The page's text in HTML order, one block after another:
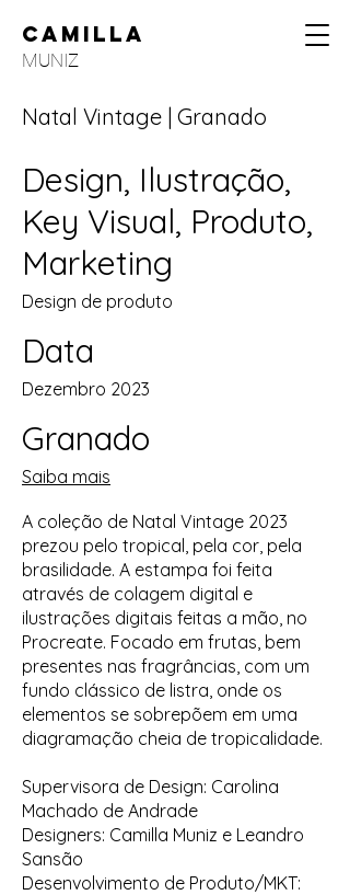
CAMILLA
MUNIZ
Natal Vintage | Granado
Design, Ilustração,
Key Visual, Produto,
Marketing
Design de produto
Data
Dezembro 2023
Granado
Saiba mais
A coleção de Natal Vintage 2023
prezou pelo tropical, pela cor, pela
brasilidade. A estampa foi feita
através de colagem digital e
ilustrações digitais feitas a mão, no
Procreate. Focado em frutas, bem
presentes nas fragrâncias, com um
fundo clássico de listra, onde os
elementos se sobrepõem em uma
diagramação cheia de tropicalidade.
Supervisora de Design: Carolina
Machado de Andrade
Designers: Camilla Muniz e Leandro
Sansão
Desenvolvimento de Produto/MKT: